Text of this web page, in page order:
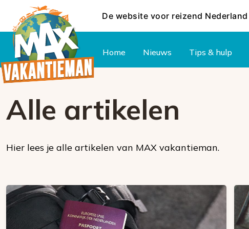
De website voor reizend Nederland
Home Nieuws Tips & hulp
Alle artikelen
Hier lees je alle artikelen van MAX vakantieman.